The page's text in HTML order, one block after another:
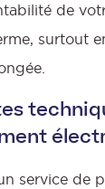
de
surtout
service de